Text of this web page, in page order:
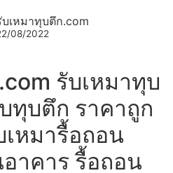
บเหมาทุบตึก.com
08/2022
รับเหมาทุบ
ทุบตึก ราคาถูก
หมารื้อถอน
าคาร รื้อถอน